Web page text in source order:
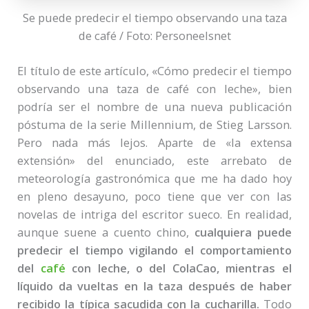
Se puede predecir el tiempo observando una taza
de café / Foto: Personeelsnet
El título de este artículo, «Cómo predecir el tiempo
observando una taza de café con leche», bien
podría ser el nombre de una nueva publicación
póstuma de la serie Millennium, de Stieg Larsson.
Pero nada más lejos. Aparte de «la extensa
extensión» del enunciado, este arrebato de
meteorología gastronómica que me ha dado hoy
en pleno desayuno, poco tiene que ver con las
novelas de intriga del escritor sueco. En realidad,
aunque suene a cuento chino, cualquiera puede
predecir el tiempo vigilando el comportamiento
del café con leche, o del ColaCao, mientras el
líquido da vueltas en la taza después de haber
recibido la típica sacudida con la cucharilla. Todo